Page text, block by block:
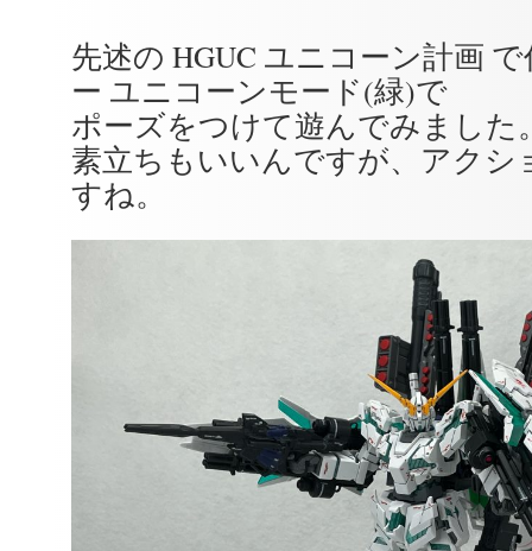
先述の HGUC ユニコーン計画
ー ユニコーンモード(緑)で
ポーズをつけて遊んでみました
素立ちもいいんですが、アクシ
すね。